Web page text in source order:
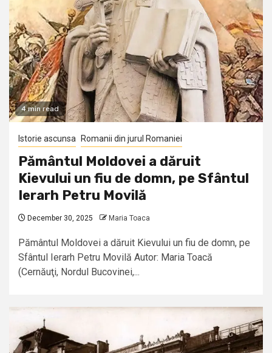
4 min read
Istorie ascunsa Romanii din jurul Romaniei
Pământul Moldovei a dăruit
Kievului un fiu de domn, pe Sfântul
Ierarh Petru Movilă
December 30, 2025 Maria Toaca
Pământul Moldovei a dăruit Kievului un fiu de domn, pe
Sfântul Ierarh Petru Movilă Autor: Maria Toacă
(Cernăuţi, Nordul Bucovinei,...